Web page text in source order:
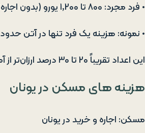
• فرد مجرد: ۸۰۰ تا ۱٬۲۰۰ یورو (بدون اجاره)
• نمونه: هزینه یک فرد تنها در آتن حدود ۱٬۱۸۰ یورو ماهانه (با اجاره بیرون مرکز شهر)
این اعداد تقریباً ۲۰ تا ۳۰ درصد ارزان‌تر از آمریکا و ۱۵ تا ۲۰ درصد ارزان‌تر از بریتانیا هستند.
هزینه‌ های مسکن در یونان
مسکن: اجاره و خرید در یونان